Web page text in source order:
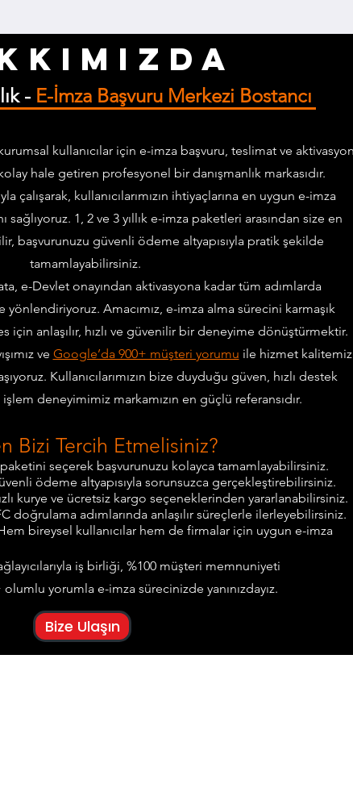
- E-İmza Başvuru Merkezi Bostancı
kullanıcılar için e-imza başvuru, teslimat ve
hale getiren profesyonel bir danışmanlık markasıdır.
çalışarak, kullanıcılarımızın ihtiyaçlarına en uygun e-imza
sağlıyoruz. 1, 2 ve 3 yıllık e-imza paketleri arasından size en
başvurunuzu güvenli ödeme altyapısıyla pratik şekilde
tamamlayabilirsiniz.
e-Devlet onayından aktivasyona kadar tüm adımlarda
yönlendiriyoruz. Amacımız, e-imza alma sürecini karmaşık
için anlaşılır, hızlı ve güvenilir bir deneyime dönüştürmektir.
ve Google’da 900+ müşteri yorumu ile hizmet
Kullanıcılarımızın bize duyduğu güven, hızlı destek
işlem deneyimimiz markamızın en güçlü referansıdır.
Bizi Tercih Etmelisiniz?
seçerek başvurunuzu kolayca tamamlayabilirsiniz.
ödeme altyapısıyla sorunsuzca gerçekleştirebilirsiniz.
kurye ve ücretsiz kargo seçeneklerinden yararlanabilirsiniz.
doğrulama adımlarında anlaşılır süreçlerle ilerleyebilirsiniz.
bireysel kullanıcılar hem de firmalar için uygun e-imza
iş birliği, %100 müşteri memnuniyeti
yorumla e-imza sürecinizde yanınızdayız.
Bize Ulaşın